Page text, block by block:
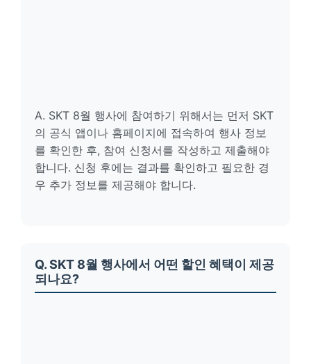
A. SKT 8월 행사에 참여하기 위해서는 먼저 SKT
의 공식 앱이나 홈페이지에 접속하여 행사 정보
를 확인한 후, 참여 신청서를 작성하고 제출해야
합니다. 신청 후에는 결과를 확인하고 필요한 경
우 추가 정보를 제공해야 합니다.
Q. SKT 8월 행사에서 어떤 할인 혜택이 제공
되나요?